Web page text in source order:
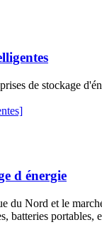
de stockage
d énergie
Nord et le
batteries